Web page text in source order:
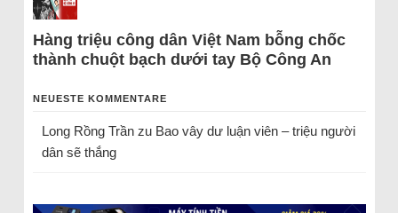
Hàng triệu công dân Việt Nam bỗng chốc
thành chuột bạch dưới tay Bộ Công An
NEUESTE KOMMENTARE
Long Rồng Trầnzu Bao vây dư luận viên – triệu người
dân sẽ thắng